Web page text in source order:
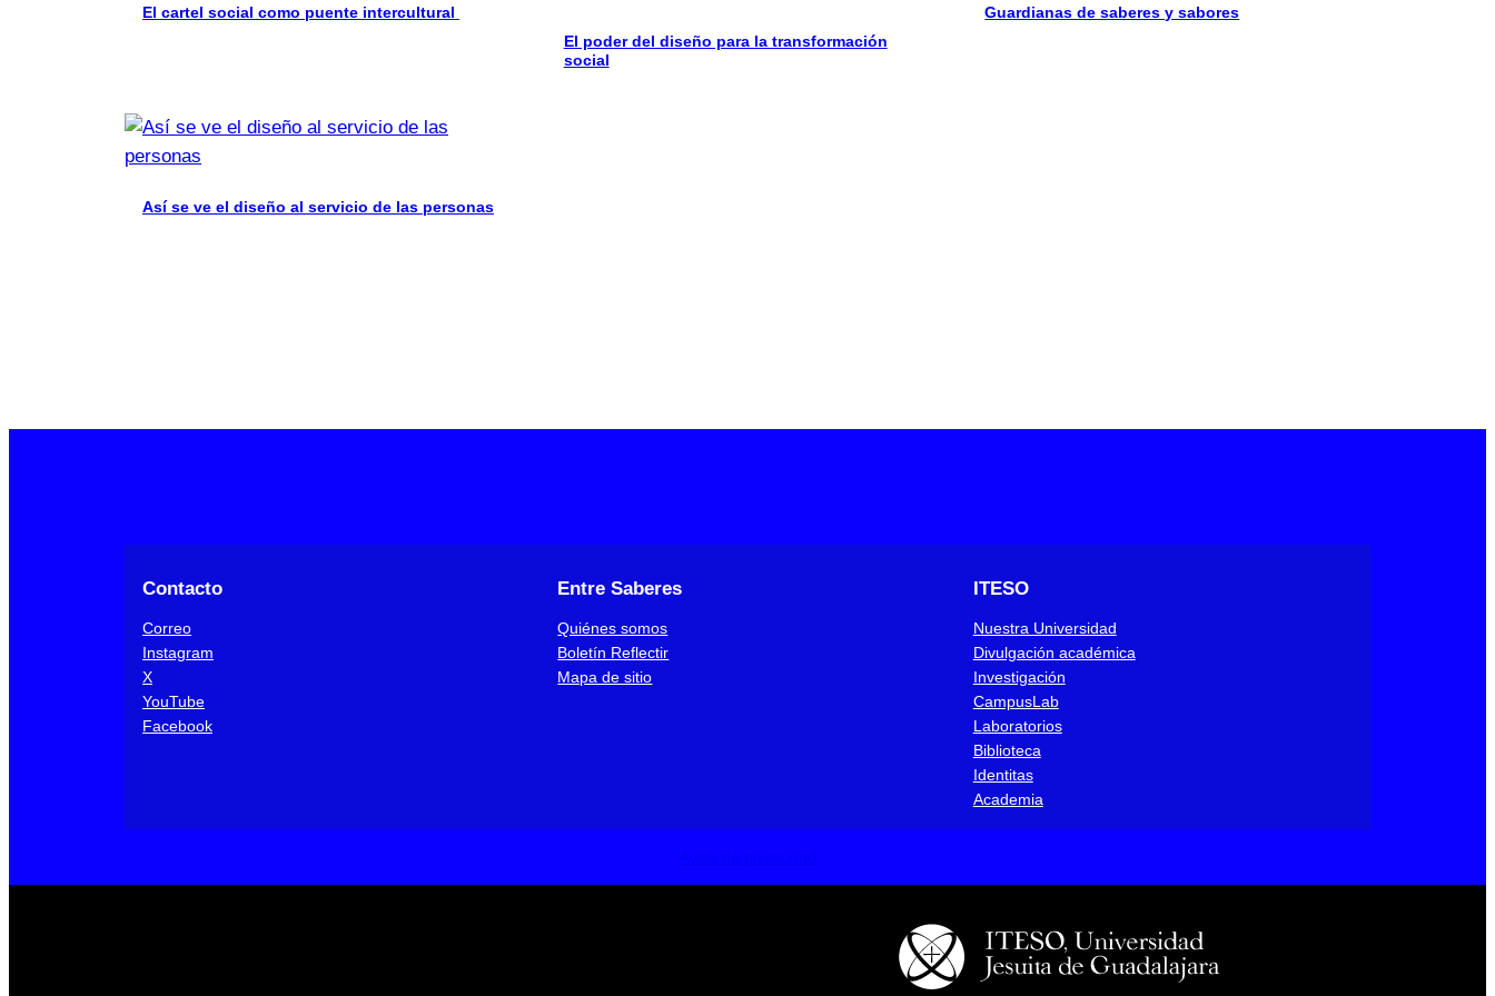
El cartel social como puente intercultural
El poder del diseño para la transformación
social
Guardianas de saberes y sabores
Así se ve el diseño al servicio de las personas
Contacto
Correo
Instagram
X
YouTube
Facebook
Entre Saberes
Quiénes somos
Boletín Reflectir
Mapa de sitio
ITESO
Nuestra Universidad
Divulgación académica
Investigación
CampusLab
Laboratorios
Biblioteca
Identitas
Academia